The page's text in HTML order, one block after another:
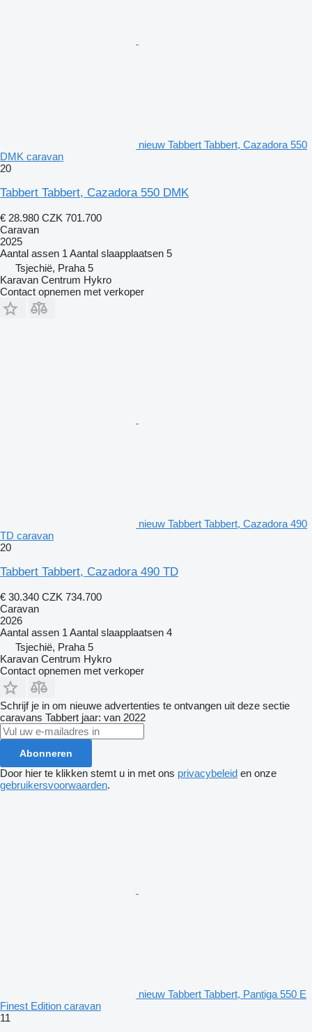
nieuw Tabbert Tabbert, Cazadora 550
DMK caravan
20
Tabbert Tabbert, Cazadora 550 DMK
€ 28.980 CZK 701.700
Caravan
2025
Aantal assen 1 Aantal slaapplaatsen 5
Tsjechië, Praha 5
Karavan Centrum Hykro
Contact opnemen met verkoper
nieuw Tabbert Tabbert, Cazadora 490
TD caravan
20
Tabbert Tabbert, Cazadora 490 TD
€ 30.340 CZK 734.700
Caravan
2026
Aantal assen 1 Aantal slaapplaatsen 4
Tsjechië, Praha 5
Karavan Centrum Hykro
Contact opnemen met verkoper
Schrijf je in om nieuwe advertenties te ontvangen uit deze sectie
caravans Tabbert jaar: van 2022
Abonneren
Door hier te klikken stemt u in met ons privacybeleid en onze
gebruikersvoorwaarden.
nieuw Tabbert Tabbert, Pantiga 550 E
Finest Edition caravan
11